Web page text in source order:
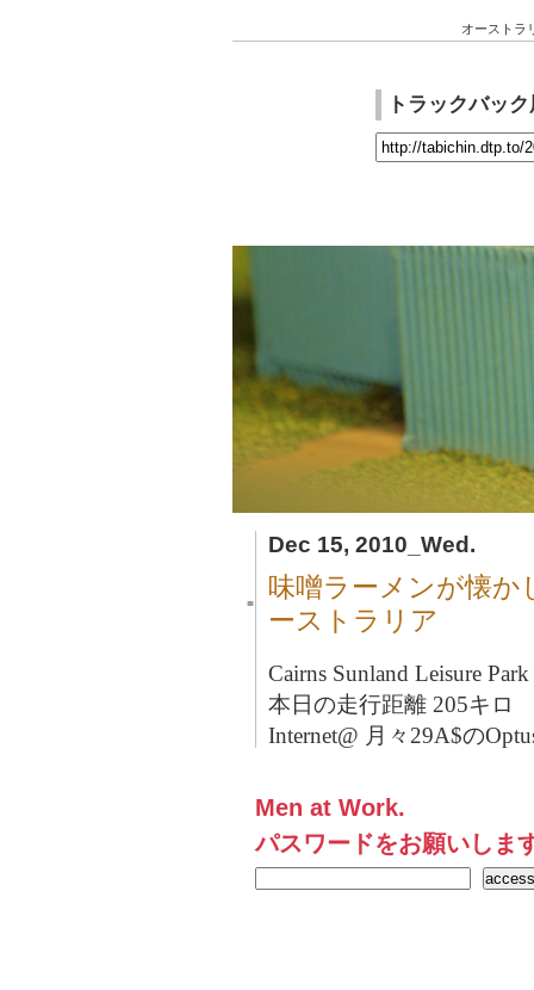
オーストラ
トラックバッ
Dec 15, 2010_Wed.
■
味噌ラーメンが懐
ーストラリア
Cairns Sunland Leisure Park
本日の走行距離 205キロ
Internet@ 月々29A$の
Men at Work.
パスワードをお願いしま